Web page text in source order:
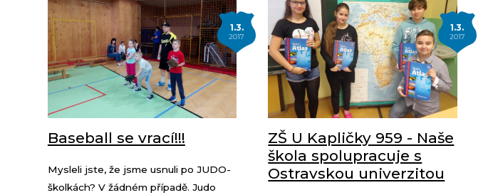
1.3.
2017
Baseball se vrací!!!
Mysleli jste, že jsme usnuli po JUDO-
školkách? V žádném případě. Judo
1.3.
2017
ZŠ U Kapličky 959 - Naše
škola spolupracuje s
Ostravskou univerzitou